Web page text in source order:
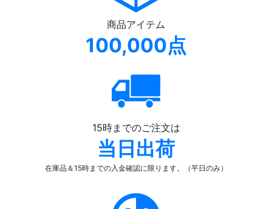
商品アイテム
100,000点
15時までのご注文は
当日出荷
在庫品＆15時までの入金確認に限ります。（平日のみ）